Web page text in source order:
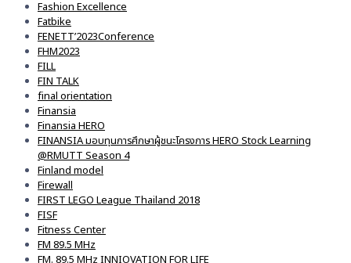
Fashion Excellence
Fatbike
FENETT’2023Conference
FHM2023
FILL
FIN TALK
final orientation
Finansia
Finansia HERO
FINANSIA มอบทุนการศึกษาผู้ชนะโครงการ HERO Stock Learning
@RMUTT Season 4
Finland model
Firewall
FIRST LEGO League Thailand 2018
FISF
Fitness Center
FM 89.5 MHz
FM. 89.5 MHz INNIOVATION FOR LIFE